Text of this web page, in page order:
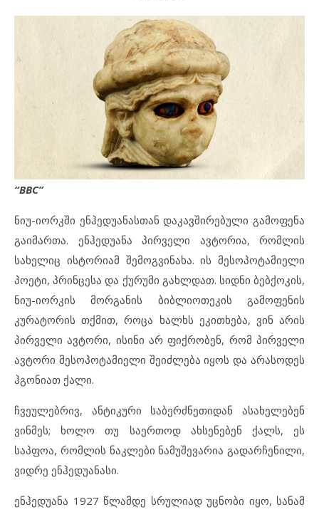
“BBC”
ნიუ-იორკში ენჰედუანასთან დაკავშირებული გამოფენა
გაიმართა. ენჰედუანა პირველი ავტორია, რომლის
სახელიც ისტორიამ შემოგვინახა. ის მესოპოტამიელი
პოეტი, პრინცესა და ქურუმი გახლდათ. სიდნი ბებქოკის,
ნიუ-იორკის მორგანის ბიბლიოთეკის გამოფენის
კურატორის თქმით, როცა ხალხს ეკითხება, ვინ არის
პირველი ავტორი, ისინი არ ფიქრობენ, რომ პირველი
ავტორი მესოპოტამიელი შეიძლება იყოს და არასოდეს
ჰგონიათ ქალი.
ჩვეულებრივ, ანტიკური საბერძნეთიდან ასახელებენ
ვინმეს; ხოლო თუ საერთოდ ახსენებენ ქალს, ეს
საპფოა, რომლის ნაკლები ნამუშევარია გადარჩენილი,
ვიდრე ენჰედუანასი.
ენჰედუანა 1927 წლამდე სრულიად უცნობი იყო, სანამ